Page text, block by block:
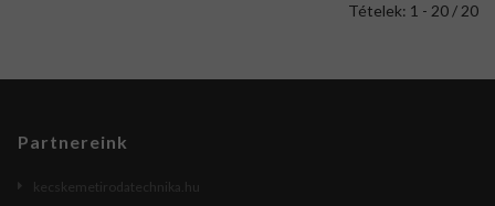
Tételek: 1 - 20 / 20
Partnereink
kecskemetirodatechnika.hu